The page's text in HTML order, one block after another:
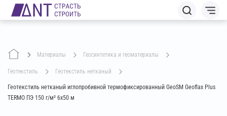
Материалы геосинтетика и геоматериалы
геотекстиль геотекстиль нетканый
Геотекстиль нетканый иглопробивной термофиксированный GeoSM Geoflax Plus
TERMO ПЭ 150 г/м² 6х50 м